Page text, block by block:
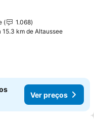
aos favoritos
1.068
15.3 km de Altaussee
Ver preços